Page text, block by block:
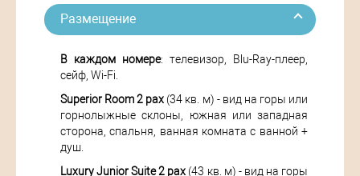
Размещение
В каждом номере: телевизор, Blu-Ray-плеер,
сейф, Wi-Fi.
Superior Room 2 pax (34 кв. м) - вид на горы или
горнолыжные склоны, южная или западная
сторона, спальня, ванная комната с ванной +
душ.
Luxury Junior Suite 2 pax (43 кв. м) - вид на горы